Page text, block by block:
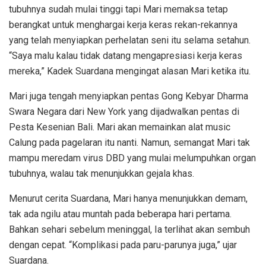
tubuhnya sudah mulai tinggi tapi Mari memaksa tetap
berangkat untuk menghargai kerja keras rekan-rekannya
yang telah menyiapkan perhelatan seni itu selama setahun.
“Saya malu kalau tidak datang mengapresiasi kerja keras
mereka,” Kadek Suardana mengingat alasan Mari ketika itu.
Mari juga tengah menyiapkan pentas Gong Kebyar Dharma
Swara Negara dari New York yang dijadwalkan pentas di
Pesta Kesenian Bali. Mari akan memainkan alat music
Calung pada pagelaran itu nanti. Namun, semangat Mari tak
mampu meredam virus DBD yang mulai melumpuhkan organ
tubuhnya, walau tak menunjukkan gejala khas.
Menurut cerita Suardana, Mari hanya menunjukkan demam,
tak ada ngilu atau muntah pada beberapa hari pertama.
Bahkan sehari sebelum meninggal, Ia terlihat akan sembuh
dengan cepat. “Komplikasi pada paru-parunya juga,” ujar
Suardana.